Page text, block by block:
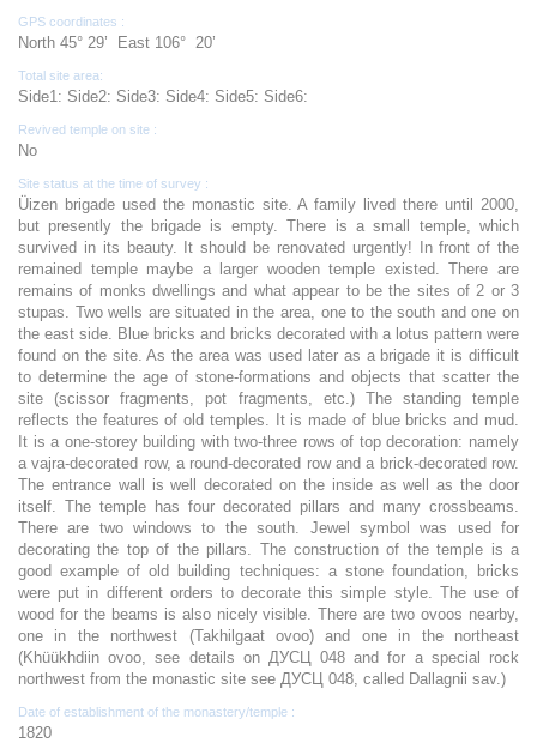
GPS coordinates :
North 45° 29’ East 106° 20’
Total site area:
Side1: Side2: Side3: Side4: Side5: Side6:
Revived temple on site :
No
Site status at the time of survey :
Üizen brigade used the monastic site. A family lived there until 2000,
but presently the brigade is empty. There is a small temple, which
survived in its beauty. It should be renovated urgently! In front of the
remained temple maybe a larger wooden temple existed. There are
remains of monks dwellings and what appear to be the sites of 2 or 3
stupas. Two wells are situated in the area, one to the south and one on
the east side. Blue bricks and bricks decorated with a lotus pattern were
found on the site. As the area was used later as a brigade it is difficult
to determine the age of stone-formations and objects that scatter the
site (scissor fragments, pot fragments, etc.) The standing temple
reflects the features of old temples. It is made of blue bricks and mud.
It is a one-storey building with two-three rows of top decoration: namely
a vajra-decorated row, a round-decorated row and a brick-decorated row.
The entrance wall is well decorated on the inside as well as the door
itself. The temple has four decorated pillars and many crossbeams.
There are two windows to the south. Jewel symbol was used for
decorating the top of the pillars. The construction of the temple is a
good example of old building techniques: a stone foundation, bricks
were put in different orders to decorate this simple style. The use of
wood for the beams is also nicely visible. There are two ovoos nearby,
one in the northwest (Takhilgaat ovoo) and one in the northeast
(Khüükhdiin ovoo, see details on ДУСЦ 048 and for a special rock
northwest from the monastic site see ДУСЦ 048, called Dallagnii sav.)
Date of establishment of the monastery/temple :
1820